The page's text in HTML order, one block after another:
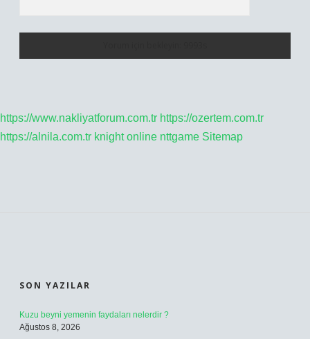
https://www.nakliyatforum.com.tr https://ozertem.com.tr
https://alnila.com.tr knight online nttgame Sitemap
SON YAZILAR
Kuzu beyni yemenin faydaları nelerdir ?
Ağustos 8, 2026